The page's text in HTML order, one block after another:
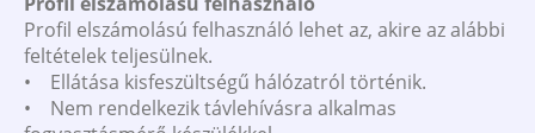
Profil elszámolású felhasználó lehet az, akire az alábbi
feltételek teljesülnek.
• Ellátása kisfeszültségű hálózatról történik.
• Nem rendelkezik távlehívásra alkalmas